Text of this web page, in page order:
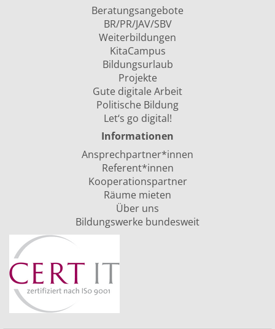
Beratungsangebote
BR/PR/JAV/SBV
Weiterbildungen
KitaCampus
Bildungsurlaub
Projekte
Gute digitale Arbeit
Politische Bildung
Let‘s go digital!
Informationen
Ansprechpartner*innen
Referent*innen
Kooperationspartner
Räume mieten
Über uns
Bildungswerke bundesweit